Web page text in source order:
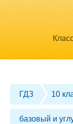
ГДЗ 10
базовый и